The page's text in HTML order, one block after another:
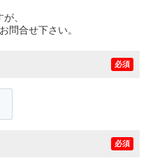
、
問合せ下さい。
必須
必須